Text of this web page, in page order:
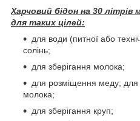
Харчовий бідон на 30
для таких цілей:
для води (питної або
солінь;
для зберігання молока;
для розміщення меду; для
молока;
для зберігання круп;